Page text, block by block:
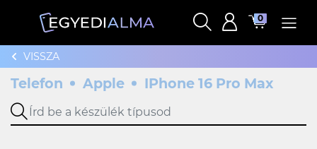
0
VISSZA
Telefon Apple IPhone 16 Pro Max